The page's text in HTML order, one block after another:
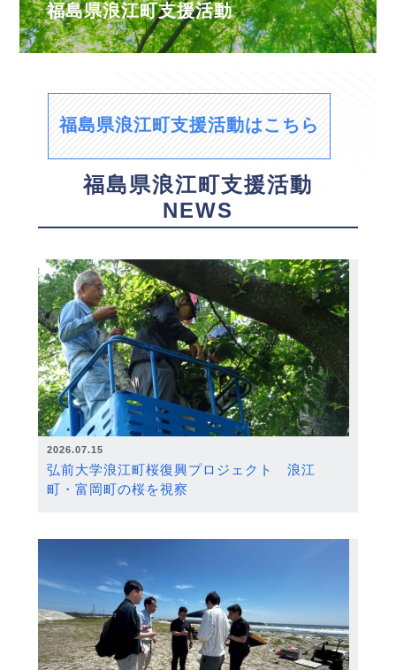
福島県浪江町支援活動
福島県浪江町支援活動はこちら
福島県浪江町支援活動
NEWS
2026.07.15
弘前大学浪江町桜復興プロジェクト 浪江
町・富岡町の桜を視察